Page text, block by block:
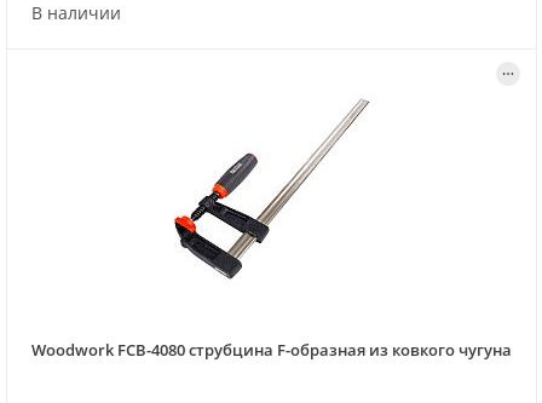
В наличии
Woodwork FCB-4080 струбцина F-образная из ковкого чугуна